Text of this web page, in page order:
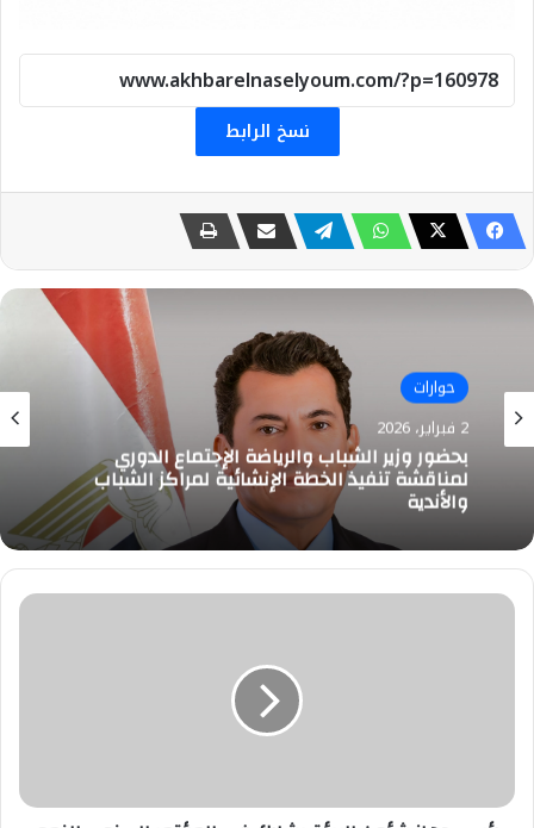
نسخ الرابط
حوارات
2 فبراير، 2026
حوارات
31 ديسمبر، 2025
د. وسيم السيسي في حوار عابر للزمن: سر
«الشرارة الأولى» في هايد بارك.. أصبحت حارسًا
أمينًا على علم المصريات
رئيس
للنمو